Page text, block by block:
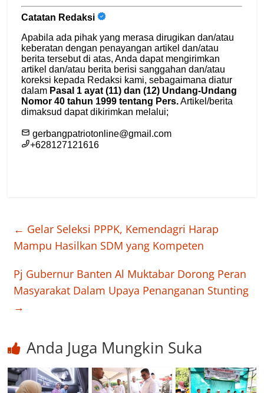
← Gelar Seleksi PPPK, Kemendagri Harap
Mampu Hasilkan SDM yang Kompeten
Pj Gubernur Banten Al Muktabar Dorong Peran
Masyarakat Dalam Upaya Penanganan Stunting
→
Anda Juga Mungkin Suka